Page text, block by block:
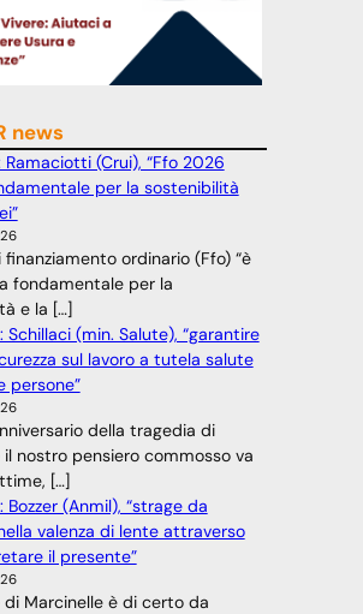
news
Ramaciotti (Crui), “Ffo 2026
per la sostenibilità
finanziamento ordinario (Ffo) “è
fondamentale per la
e la […]
Schillaci (min. Salute), “garantire
sul lavoro a tutela salute
persone”
della tragedia di
il nostro pensiero commosso va
[…]
Bozzer (Anmil), “strage da
valenza di lente attraverso
il presente”
di Marcinelle è di certo da